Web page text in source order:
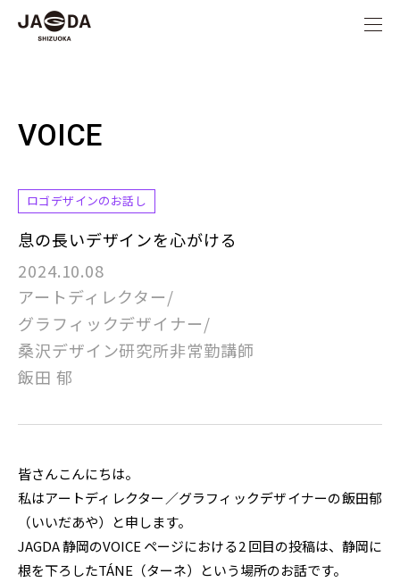
VOICE
ロゴデザインのお話し
息の長いデザインを心がける
2024.10.08
アートディレクター/
グラフィックデザイナー/
桑沢デザイン研究所非常勤講師
飯田 郁
皆さんこんにちは。
私はアートディレクター／グラフィックデザイナーの飯田郁
（いいだあや）と申します。
JAGDA 静岡のVOICE ページにおける2 回目の投稿は、静岡に
根を下ろしたTÁNE（ターネ）という場所のお話です。